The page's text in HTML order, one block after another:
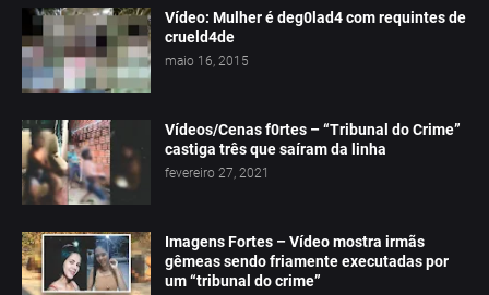
Vídeo: Mulher é deg0lad4 com requintes de
crueld4de
maio 16, 2015
Vídeos/Cenas f0rtes – “Tribunal do Crime”
castiga três que saíram da linha
fevereiro 27, 2021
Imagens Fortes – Vídeo mostra irmãs
gêmeas sendo friamente executadas por
um “tribunal do crime”